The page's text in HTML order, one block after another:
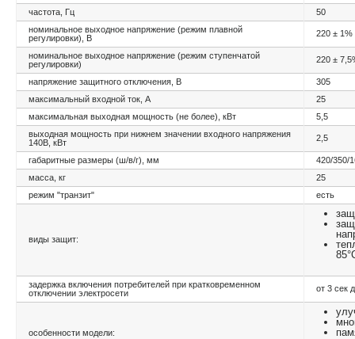
частота, Гц
50
номинальное выходное напряжение (режим плавной
регулировки), В
220 ± 1%
номинальное выходное напряжение (режим ступенчатой
регулировки)
220 ±
напряжение защитного отключения, В
305
максимальный входной ток, А
25
максимальная выходная мощность (не более), кВт
5,5
выходная мощность при нижнем значении входного напряжения
140В, кВт
2,5
габаритные размеры (ш/в/г), мм
420/350/
масса, кг
25
режим "транзит"
есть
виды защит:
задержка включения потребителей при кратковременном
отключении электросети
от 3 сек
особенности модели: